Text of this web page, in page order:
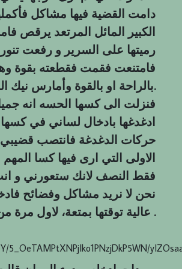
دامت القضية فيها مشاكل
الكبير المائل المرتعد يرقص
رميتها على السرير و رفعت
فامتنعت فقمت فقطعته بقوة
بالراحة او بالقوة وأمارس نيك المحارم مهما كان الامر.
فنزلت الى كسها الحسه انه
ادغدغها بادخال لساني في
حركات الدغدغة فانتصب قضيبي
الاولى التي ارى فيها كسا
فقط النصف لانك ستعورني و
نحن لا نريد مشاكل وفضائح
عالية توقتها بمتعة، لاول مرة من ان بلغت و صرت اقف المني من زبي .
5_OeTAMPtXNPjIko1PNzjDkP5WN/